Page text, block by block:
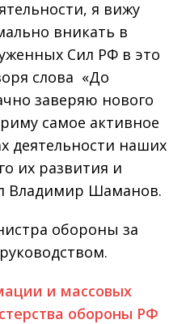
я вижу
вникать в
Сил РФ в это
слова «До
заверяю нового
самое активное
деятельности наших
их развития и
Владимир Шаманов.
обороны за
и массовых
обороны РФ